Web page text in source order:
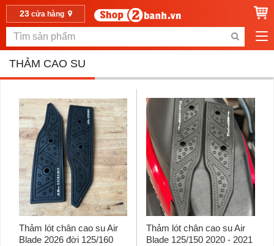
23cửa hàng
THẢM CAO SU
Thảm lót chân cao su Air
Blade 2026 đời 125/160
Thảm lót chân cao su Air
Blade 125/150 2020 - 2021